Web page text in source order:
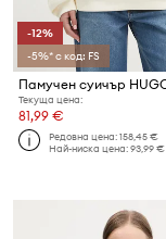
-12%
-5%* с код: FS
Текуща цена:
81,99 €
Редовна цена:158,45 €
Най-ниска цена:93,99 €